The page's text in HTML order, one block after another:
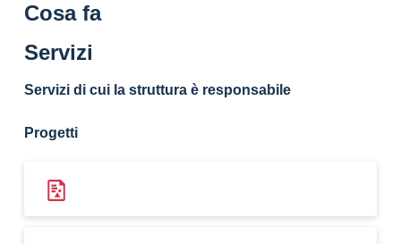
Cosa fa
Servizi
Servizi di cui la struttura è responsabile
Progetti